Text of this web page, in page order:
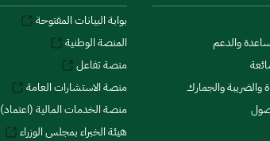
والدعم
والضريبة والجمارك
بوابة البيانات المفتوحة
المنصة الوطنية
منصة تفاعل
منصة الاستشارات العامة
منصة الخدمات المالية (اعتماد)
هيئة الخبراء بمجلس الوزراء